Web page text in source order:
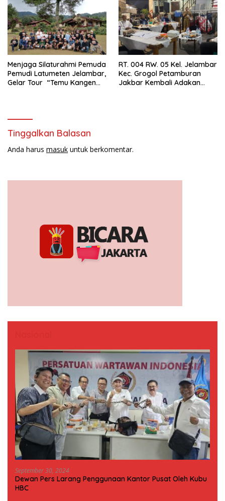
Menjaga Silaturahmi Pemuda
Pemudi Latumeten Jelambar,
Gelar Tour “Temu Kangen
RT. 004 RW. 05 Kel. Jelambar
Kec. Grogol Petamburan
Jakbar Kembali Adakan
Tinggalkan Balasan
Anda harus masuk untuk berkomentar.
September 30, 2024
Dewan Pers Larang Penggunaan Kantor Pusat Oleh Kubu
HBC